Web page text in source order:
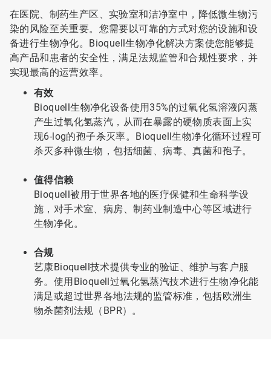
在医院、制药生产区、实验室和洁净室中，降低微生物污
染的风险至关重要。您需要以可靠的方式对您的设施和设
备进行生物净化。Bioquell生物净化解决方案使您能够提
高产品和患者的安全性，满足法规监管和合规性要求，并
实现最高的运营效率。
有效
Bioquell生物净化设备使用35%的过氧化氢溶液闪蒸
产生过氧化氢蒸汽，从而在暴露的硬物质表面上实
现6-log的孢子杀灭率。Bioquell生物净化循环过程可
杀灭多种微生物，包括细菌、病毒、真菌和孢子。
值得信赖
Bioquell被用于世界各地的医疗保健和生命科学设
施，对手术室、病房、制药业制造中心等区域进行
生物净化。
合规
艺康Bioquell技术提供专业的验证、维护与客户服
务。使用Bioquell过氧化氢蒸汽技术进行生物净化能
满足或超过世界各地法规的监管标准，包括欧洲生
物杀菌剂法规（BPR）。